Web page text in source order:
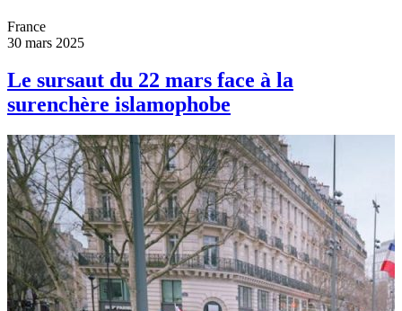
France
30 mars 2025
Le sursaut du 22 mars face à la
surenchère islamophobe